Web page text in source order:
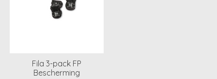
Fila 3-pack FP
Bescherming